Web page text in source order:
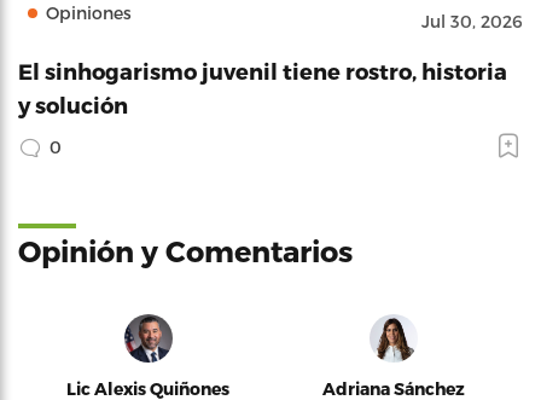
Opiniones Jul 30, 2026
El sinhogarismo juvenil tiene rostro, historia
y solución
0
Opinión y Comentarios
Lic Alexis Quiñones Adriana Sánchez